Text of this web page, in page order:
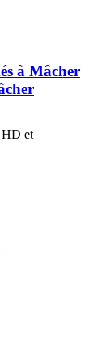
à Mâcher
et